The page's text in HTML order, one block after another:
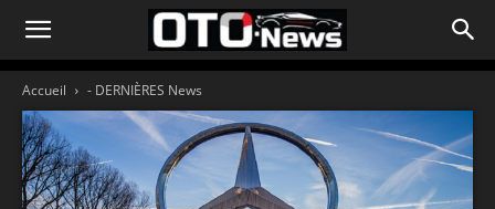
Accueil - DERNIÈRES News